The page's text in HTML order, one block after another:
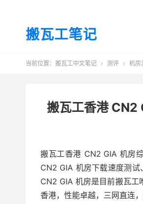
搬瓦工笔记
当前位置： 搬瓦工中文笔记  测评  机房
搬瓦工香港 CN2
搬瓦工香港 CN2 GIA 机房
CN2 GIA 机房下载速度测
CN2 GIA 机房是目前搬瓦工
香港，性能卓越，三网直连